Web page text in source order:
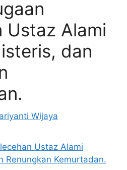
Ustaz Alami
dan
Wijaya